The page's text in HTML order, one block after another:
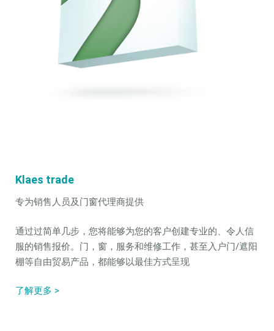
Klaes trade
专为销售人员及门窗代理商提供
通过过简单几步，您将能够为您的客户创建专业的、令人信
服的销售报价。门，窗，服务和维修工作，甚至入户门/遮阳
棚等自由贸易产品，都能够以最佳方式呈现
了解更多 >